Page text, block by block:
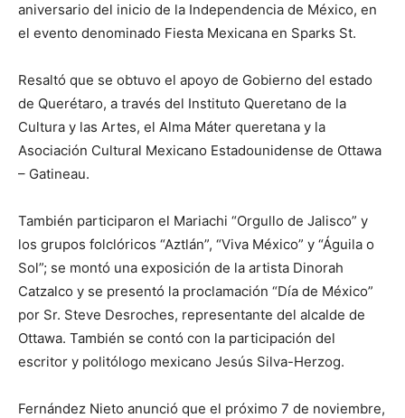
aniversario del inicio de la Independencia de México, en
el evento denominado Fiesta Mexicana en Sparks St.
Resaltó que se obtuvo el apoyo de Gobierno del estado
de Querétaro, a través del Instituto Queretano de la
Cultura y las Artes, el Alma Máter queretana y la
Asociación Cultural Mexicano Estadounidense de Ottawa
– Gatineau.
También participaron el Mariachi “Orgullo de Jalisco” y
los grupos folclóricos “Aztlán”, “Viva México” y “Águila o
Sol”; se montó una exposición de la artista Dinorah
Catzalco y se presentó la proclamación “Día de México”
por Sr. Steve Desroches, representante del alcalde de
Ottawa. También se contó con la participación del
escritor y politólogo mexicano Jesús Silva-Herzog.
Fernández Nieto anunció que el próximo 7 de noviembre,